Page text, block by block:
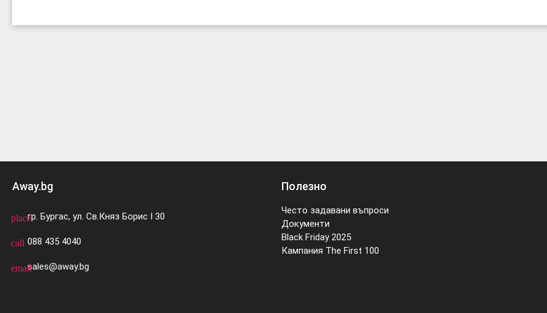
Away.bg
placeгр. Бургас, ул. Св.Княз Борис I 30
call 088 435 4040
emailsales@away.bg
Полезно
Често задавани въпроси
Документи
Black Friday 2025
Кампания The First 100